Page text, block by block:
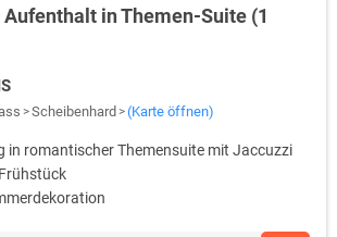
in Themen-Suite (1
Scheibenhard (Karte öffnen)
in romantischer Themensuite mit Jaccuzzi